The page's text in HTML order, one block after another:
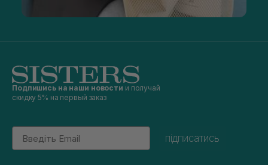
Подпишись на наши новости и получай
скидку 5% на первый заказ
Email
підписатись